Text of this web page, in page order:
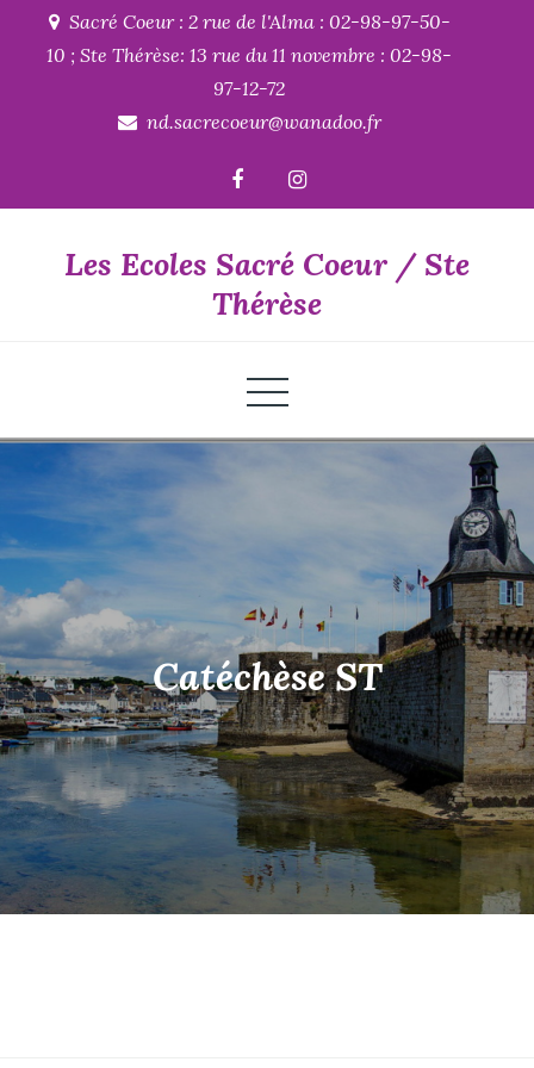
Sacré Coeur : 2 rue de l'Alma : 02-98-97-50-
10 ; Ste Thérèse: 13 rue du 11 novembre : 02-98-
97-12-72
nd.sacrecoeur@wanadoo.fr
Les Ecoles Sacré Coeur / Ste
Thérèse
Catéchèse ST